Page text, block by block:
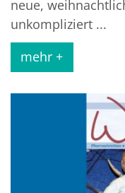
neue,
unkompliziert ...
mehr +